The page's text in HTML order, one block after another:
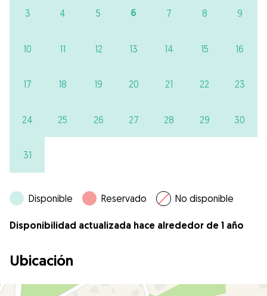
3 4 5 6 7 8 9
10 11 12 13 14 15 16
17 18 19 20 21 22 23
24 25 26 27 28 29 30
31
Disponible Reservado No disponible
Disponibilidad actualizada hace alrededor de 1 año
Ubicación